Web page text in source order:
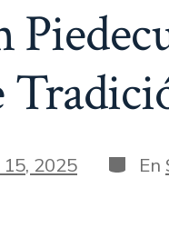
2025 En